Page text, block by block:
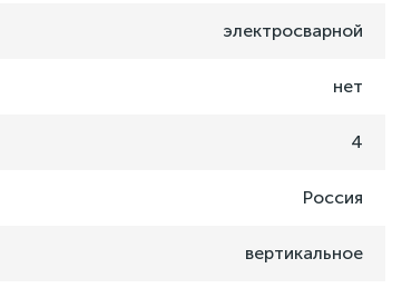
электросварной
нет
4
Россия
вертикальное